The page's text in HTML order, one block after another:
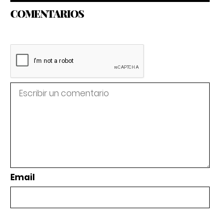
COMENTARIOS
Email